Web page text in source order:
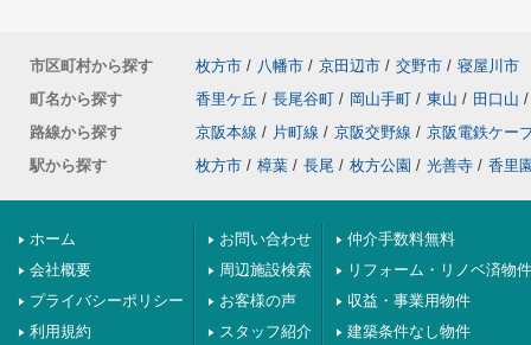
市区町村から探す 枚方市 / 八幡市 / 京田辺市 / 交野市 / 寝屋川市
町名から探す
香里ケ丘 / 長尾谷町 / 岡山手町 / 東山 / 田口山 /
路線から探す
京阪本線 / 片町線 / 京阪交野線 / 京阪電鉄ケー
駅から探す
枚方市 / 樟葉 / 長尾 / 枚方公園 / 光善寺 / 香里
ホーム
会社概要
プライバシーポリシー
利用規約
お問い合わせ
周辺施設検索
お客様の声
スタッフ紹介
仲介手数料無料
リフォーム・リノベ済物
収益・事業用物件
建築条件なし物件